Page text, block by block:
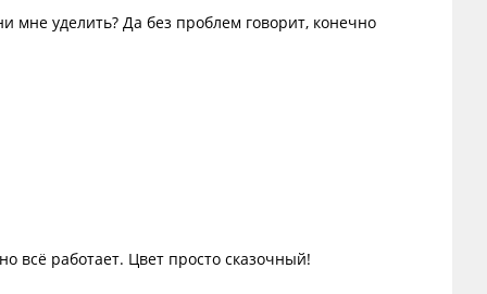
мне уделить? Да без проблем говорит, конечно
всё работает. Цвет просто сказочный!